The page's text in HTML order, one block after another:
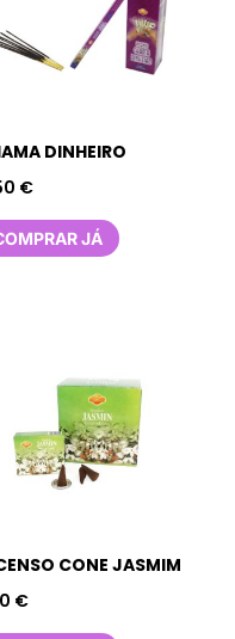
DINHEIRO
€
JÁ
CONE JASMIM
€